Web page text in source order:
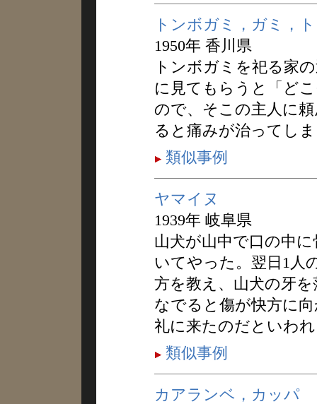
トンボガミ，ガミ，
1950年 香川県
トンボガミを祀る家
に見てもらうと「ど
ので、そこの主人に
ると痛みが治ってし
類似事例
ヤマイヌ
1939年 岐阜県
山犬が山中で口の中
いてやった。翌日1人
方を教え、山犬の牙
なでると傷が快方に
礼に来たのだといわ
類似事例
カアランベ，カッパ